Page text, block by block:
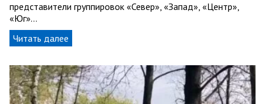
представители группировок «Север», «Запад», «Центр»,
«Юг»…
Читать далее